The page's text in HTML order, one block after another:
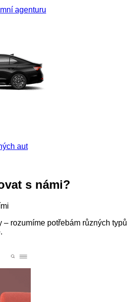
agenturu
aut
s námi?
– rozumíme potřebám různých typů